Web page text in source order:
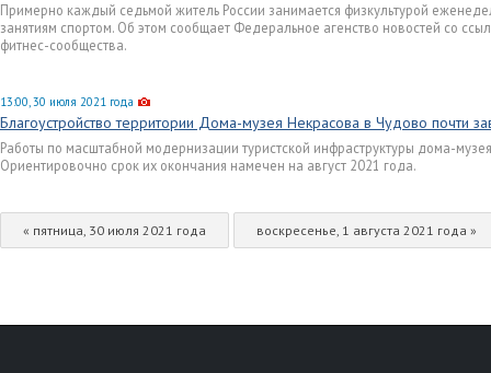
Примерно каждый седьмой житель России занимается физкультурой
занятиям спортом. Об этом сообщает Федеральное агенство новостей со
фитнес-сообщества.
13:00, 30 июля 2021 года
Благоустройство территории Дома-музея Некрасова в Чудово почти
Работы по масштабной модернизации туристской инфраструктуры дома-
Ориентировочно срок их окончания намечен на август 2021 года.
« пятница, 30 июля 2021 года воскресенье, 1 августа 2021 года »